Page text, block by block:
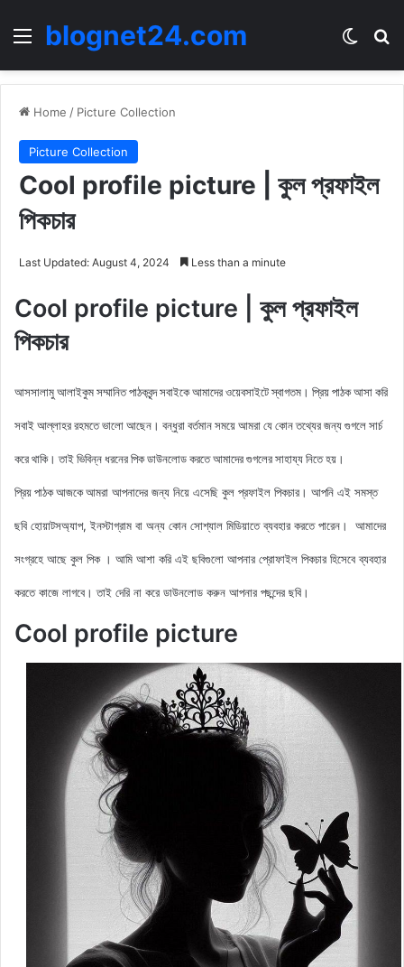
Menublognet24.com
Home / Picture Collection
Picture Collection
Cool profile picture | কুল প্রফাইল
পিকচার
Last Updated: August 4, 2024 Less than a minute
Cool profile picture | কুল প্রফাইল
পিকচার
আসসালামু আলাইকুম সম্মানিত পাঠকবৃন্দ সবাইকে আমাদের ওয়েবসাইটে স্বাগতম। প্রিয় পাঠক আসা করি
সবাই আল্লাহর রহমতে ভালো আছেন। বন্ধুরা বর্তমান সময়ে আমরা যে কোন তথ্যের জন্য গুগলে সার্চ
করে থাকি। তাই ভিবিন্ন ধরনের পিক ডাউনলোড করতে আমাদের গুগলের সাহায্য নিতে হয়।
প্রিয় পাঠক আজকেআমরা আপনাদের জন্য নিয়ে এসেছি কুল প্রফাইল পিকচার। আপনি এই সমস্ত
ছবি হোয়াটসঅ্যাপ, ইনস্টাগ্রাম বা অন্য কোন সোশ্যাল মিডিয়াতে ব্যবহার করতে পারেন। আমাদের
সংগ্রহে আছে কুল পিক । আমি আশা করি এই ছবিগুলো আপনার প্রোফাইল পিকচার হিসেবে ব্যবহার
করতে কাজে লাগবে। তাই দেরি না করে ডাউনলোড করুন আপনার পছন্দের ছবি।
Cool profile picture